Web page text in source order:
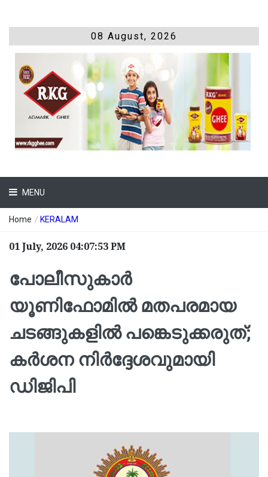
08 August, 2026
MENU
Home / KERALAM
01 July, 2026 04:07:53 PM
പോലീസുകാര്‍
യൂണിഫോമിൽ മതപരമായ
ചടങ്ങുകളിൽ പങ്കെടുക്കരുത്;
കർശന നിർദ്ദേശവുമായി
ഡിജിപി